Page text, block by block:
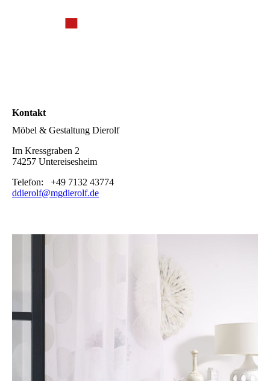
Kontakt
Möbel & Gestaltung Dierolf
Im Kressgraben 2
74257 Untereisesheim
Telefon: +49 7132 43774
ddierolf@mgdierolf.de